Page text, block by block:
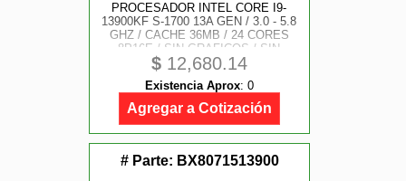
PROCESADOR INTEL CORE I9-
13900KF S-1700 13A GEN / 3.0 - 5.8
GHZ / CACHE 36MB / 24 CORES
8P16E / SIN GRAFICOS / SIN
DISIPADOR / GAMER ALTO IPA
$ 12,680.14
Existencia Aprox: 0
Agregar a Cotización
# Parte: BX8071513900